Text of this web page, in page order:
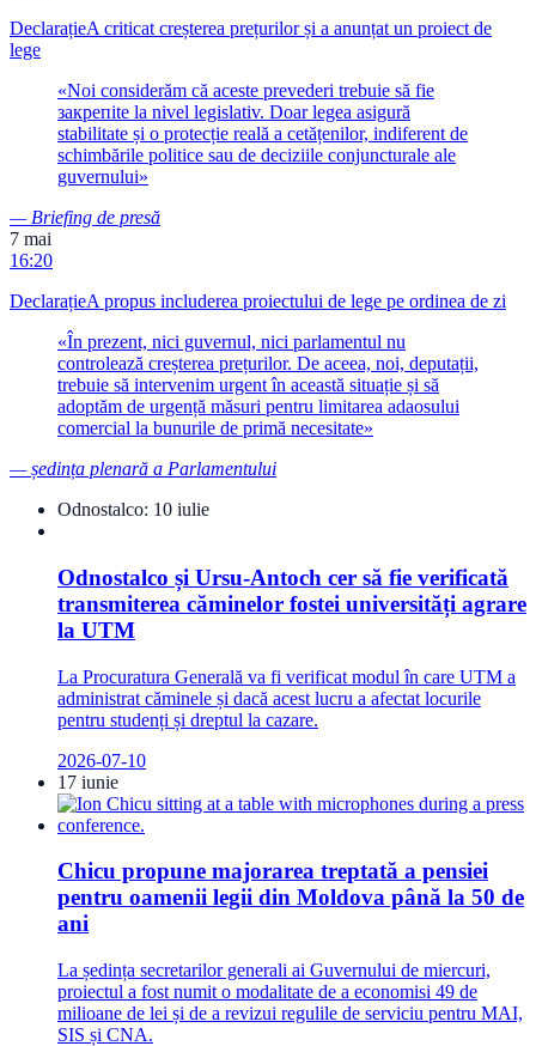
DeclarațieA criticat creșterea prețurilor și a anunțat un proiect de
lege
«Noi considerăm că aceste prevederi trebuie să fie
закрепite la nivel legislativ. Doar legea asigură
stabilitate și o protecție reală a cetățenilor, indiferent de
schimbările politice sau de deciziile conjuncturale ale
guvernului»
— Briefing de presă
7 mai
16:20
DeclarațieA propus includerea proiectului de lege pe ordinea de zi
«În prezent, nici guvernul, nici parlamentul nu
controlează creșterea prețurilor. De aceea, noi, deputații,
trebuie să intervenim urgent în această situație și să
adoptăm de urgență măsuri pentru limitarea adaosului
comercial la bunurile de primă necesitate»
—ședința plenară a Parlamentului
Odnostalco: 10 iulie
Odnostalco și Ursu-Antoch cer să fie verificată
transmiterea căminelor fostei universități agrare
la UTM
La Procuratura Generală va fi verificat modul în care UTM a
administrat căminele și dacă acest lucru a afectat locurile
pentru studenți și dreptul la cazare.
2026-07-10
17 iunie
Chicu propune majorarea treptată a pensiei
pentru oamenii legii din Moldova până la 50 de
ani
La ședința secretarilor generali ai Guvernului de miercuri,
proiectul a fost numit o modalitate de a economisi 49 de
milioane de lei și de a revizui regulile de serviciu pentru MAI,
SIS și CNA.